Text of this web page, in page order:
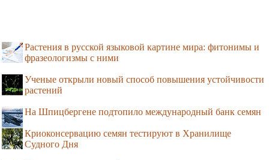
Растения в русской языковой картине мира: фитонимы и
фразеологизмы с ними
Ученые открыли новый способ повышения устойчивости
растений
На Шпицбергене подтопило международный банк семян
Криоконсервацию семян тестируют в Хранилище
Судного Дня